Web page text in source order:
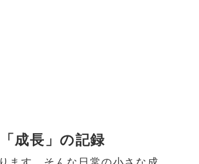
成長」の記録